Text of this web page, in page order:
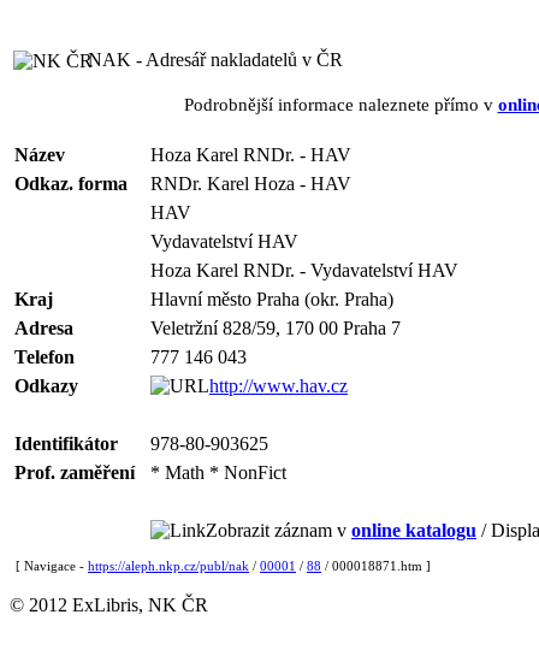
NAK - Adresář nakladatelů v ČR
Podrobnější informace naleznete přímo v
Název
Hoza Karel RNDr. - HAV
Odkaz. forma
RNDr. Karel Hoza - HAV
HAV
Vydavatelství HAV
Hoza Karel RNDr. - Vydavatelství HAV
Kraj
Hlavní město Praha (okr. Praha)
Adresa
Veletržní 828/59, 170 00 Praha 7
Telefon
777 146 043
Odkazy
http://www.hav.cz
Identifikátor
978-80-903625
Prof. zaměření
* Math * NonFict
Zobrazit záznam v online katalogu /
[ Navigace - https://aleph.nkp.cz/publ/nak / 00001 / 88 / 000018871.htm ]
© 2012 ExLibris, NK ČR